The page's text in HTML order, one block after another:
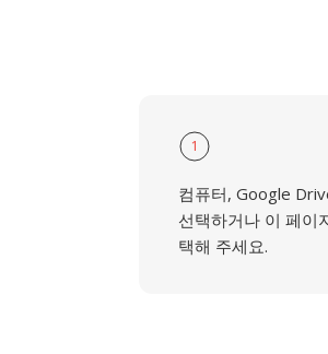
1
컴퓨터, Google
선택하거나 이 페이
택해 주세요.